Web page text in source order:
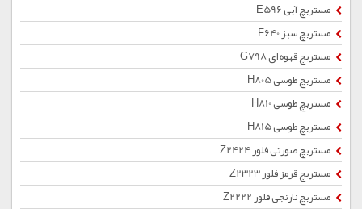
مستربچ آبی E596
مستربچ سبز F640
مستربچ قهوه ای G798
مستربچ طوسی H805
مستربچ طوسی H810
مستربچ طوسی H815
مستربچ صورتی فلور Z2424
مستربچ قرمز فلور Z2323
مستربچ نارنجی فلور Z2222